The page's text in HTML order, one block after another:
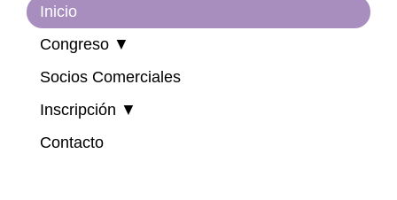
Inicio
Congreso ▼
Socios Comerciales
Inscripción ▼
Contacto